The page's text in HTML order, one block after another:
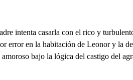
intenta casarla con el rico y
error en la habitación de Leonor y la
bajo la lógica del castigo del